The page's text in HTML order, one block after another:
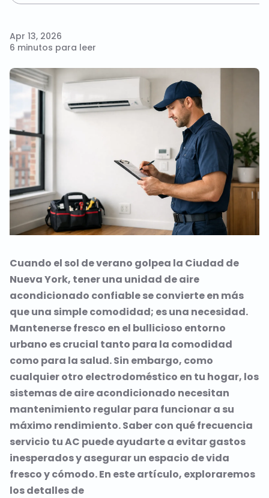
Apr 13, 2026
6 minutos para leer
Cuando el sol de verano golpea la Ciudad de
Nueva York, tener una unidad de aire
acondicionado confiable se convierte en más
que una simple comodidad; es una necesidad.
Mantenerse fresco en el bullicioso entorno
urbano es crucial tanto para la comodidad
como para la salud. Sin embargo, como
cualquier otro electrodoméstico en tu hogar, los
sistemas de aire acondicionado necesitan
mantenimiento regular para funcionar a su
máximo rendimiento. Saber con qué frecuencia
servicio tu AC puede ayudarte a evitar gastos
inesperados y asegurar un espacio de vida
fresco y cómodo. En este artículo, exploraremos
los detalles de